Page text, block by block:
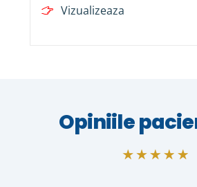
Vizualizeaza
Opiniile